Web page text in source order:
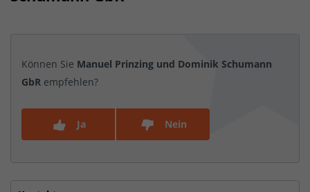
Können Sie Manuel Prinzing und Dominik Schumann
GbR empfehlen?
Ja Nein